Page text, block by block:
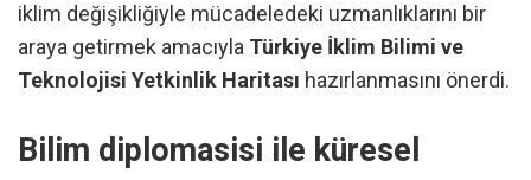
iklim değişikliğiyle mücadeledeki uzmanlıklarını bir
araya getirmek amacıyla Türkiye İklim Bilimi ve
Teknolojisi Yetkinlik Haritası hazırlanmasını önerdi.
Bilim diplomasisi ile küresel